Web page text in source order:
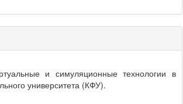
и симуляционные технологии в
университета (КФУ).